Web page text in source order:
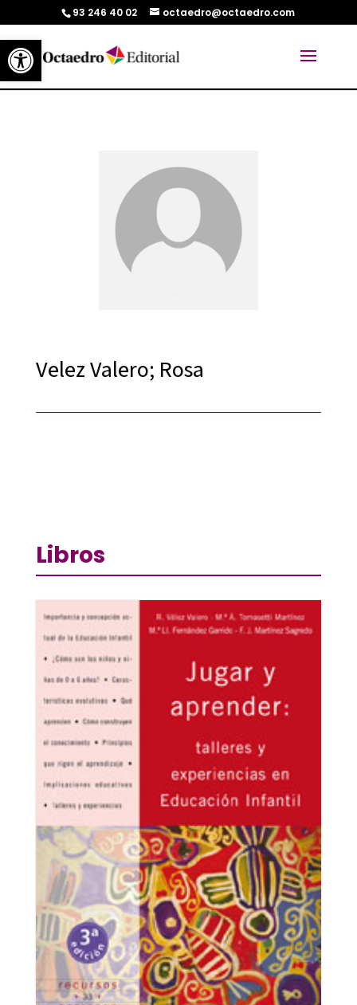
Abrir barra de herramientas
93 246 40 02 octaedro@octaedro.com
Velez Valero; Rosa
Libros